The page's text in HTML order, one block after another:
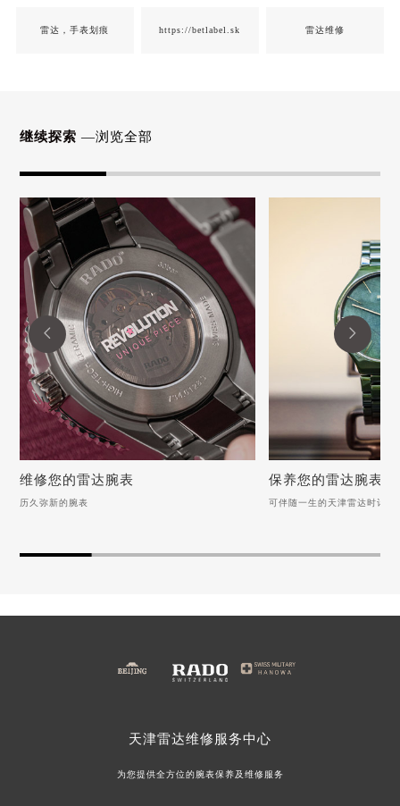
雷达，手表划痕 https://betlabel.sk 雷达维修
继续探索 —浏览全部
历久弥新的腕表
维修您的雷达腕表
历久弥新的腕表
可伴随一生的天津雷达时计
如何保养雷达手表（雷达
保养您的雷达腕表
可伴随一生的天津雷达时计


天津雷达维修服务中心
为您提供全方位的腕表保养及维修服务